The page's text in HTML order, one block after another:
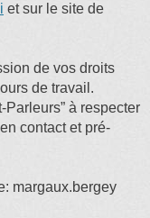
et sur le site de
de vos droits
de travail.
à respecter
contact et pré-
margaux.bergey